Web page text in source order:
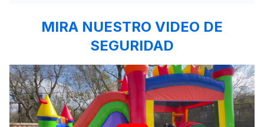
MIRA NUESTRO VIDEO DE
SEGURIDAD